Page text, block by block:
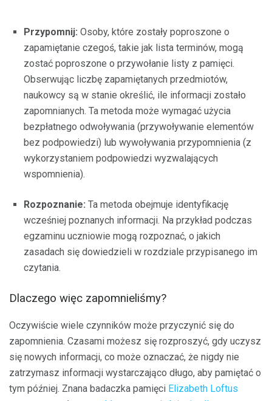
Przypomnij: Osoby, które zostały poproszone o
zapamiętanie czegoś, takie jak lista terminów, mogą
zostać poproszone o przywołanie listy z pamięci.
Obserwując liczbę zapamiętanych przedmiotów,
naukowcy są w stanie określić, ile informacji zostało
zapomnianych. Ta metoda może wymagać użycia
bezpłatnego odwoływania (przywoływanie elementów
bez podpowiedzi) lub wywoływania przypomnienia (z
wykorzystaniem podpowiedzi wyzwalających
wspomnienia).
Rozpoznanie: Ta metoda obejmuje identyfikację
wcześniej poznanych informacji. Na przykład podczas
egzaminu uczniowie mogą rozpoznać, o jakich
zasadach się dowiedzieli w rozdziale przypisanego im
czytania.
Dlaczego więc zapomnieliśmy?
Oczywiście wiele czynników może przyczynić się do
zapomnienia. Czasami możesz się rozproszyć, gdy uczysz
się nowych informacji, co może oznaczać, że nigdy nie
zatrzymasz informacji wystarczająco długo, aby pamiętać o
tym później. Znana badaczka pamięci Elizabeth Loftus